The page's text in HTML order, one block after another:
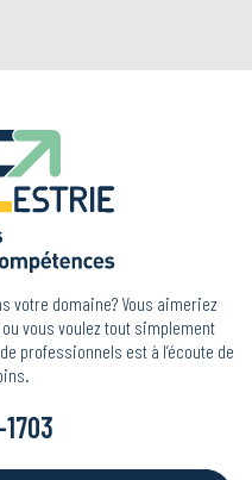
votre domaine? Vous aimeriez
vous voulez tout simplement
professionnels est à l’écoute de